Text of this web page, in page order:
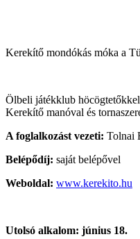
Kerekítő mondókás móka a
Ölbeli játékklub
Kerekítő manóval és
A foglalkozást vezeti: Tolnai
Belépődíj: saját belépővel
Weboldal: www.kerekito.hu
Utolsó alkalom: június 18.